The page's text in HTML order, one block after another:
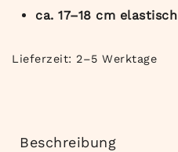
ca. 17–18 cm elastisch
Lieferzeit: 2–5 Werktage
Beschreibung